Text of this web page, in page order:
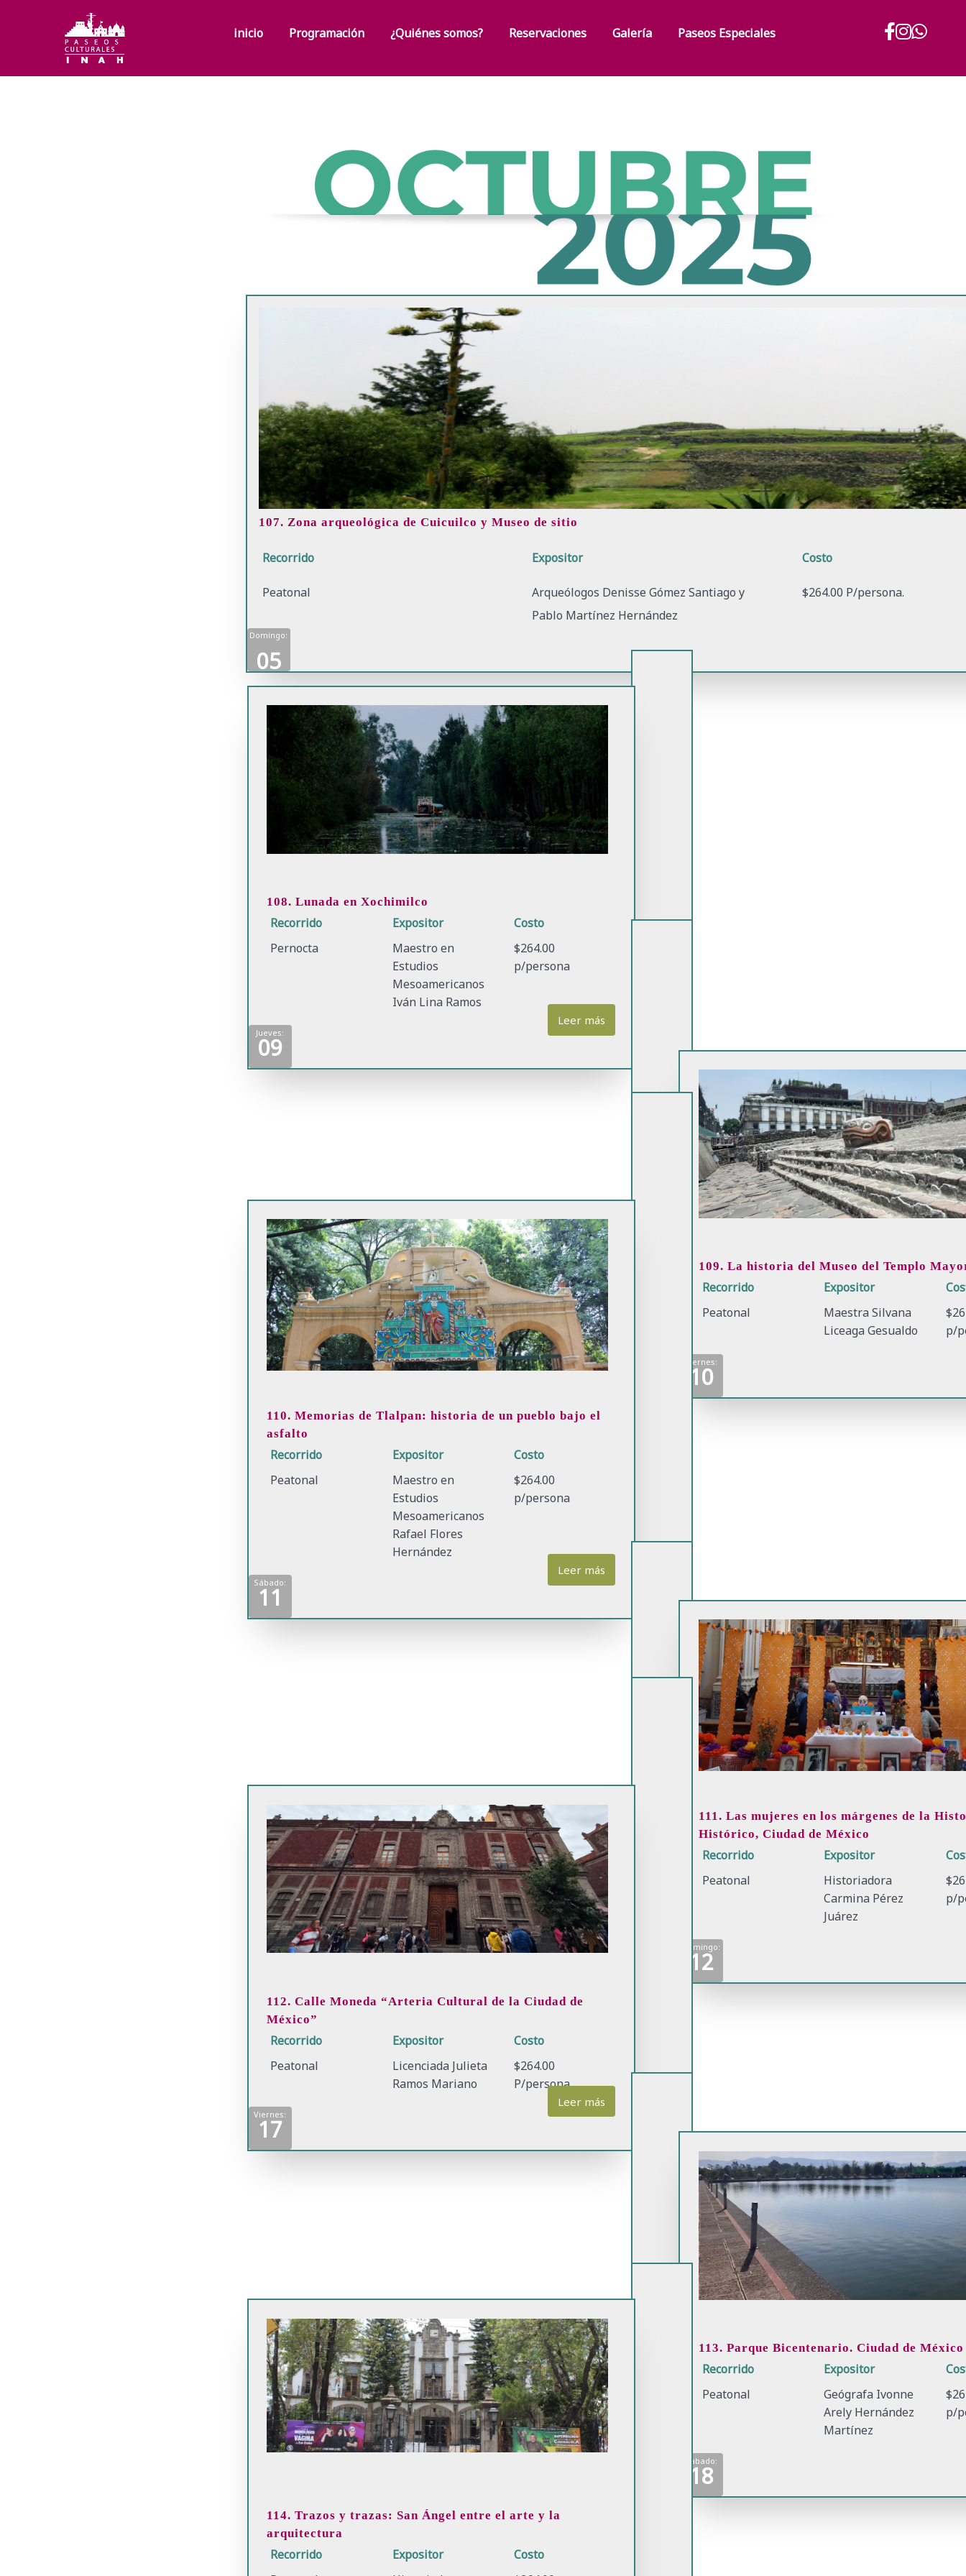
inicio Programación ¿Quiénes somos? Reservaciones Galería Paseos Especiales
107. Zona arqueológica de Cuicuilco y Museo de sitio
Recorrido
Peatonal
Expositor
Arqueólogos Denisse Gómez Santiago y
Pablo Martínez Hernández
Costo
$264.00 P/persona.
Domingo:
05
108. Lunada en Xochimilco
Recorrido
Pernocta
Expositor
Maestro en
Estudios
Mesoamericanos
Iván Lina Ramos
Costo
$264.00
p/persona
Leer más
Jueves:
09
109. La historia del Museo del Templo
Recorrido
Peatonal
Expositor
Maestra Silvana
Liceaga Gesualdo
p/
Viernes:
10
110. Memorias de Tlalpan: historia de un pueblo bajo el
asfalto
Recorrido
Peatonal
Expositor
Maestro en
Estudios
Mesoamericanos
Rafael Flores
Hernández
Costo
$264.00
p/persona
Leer más
Sábado:
11
111. Las mujeres en los márgenes de la
Histórico, Ciudad de México
Recorrido
Peatonal
Expositor
Historiadora
Carmina Pérez
Juárez
p/
Domingo:
12
112. Calle Moneda “Arteria Cultural de la Ciudad de
México”
Recorrido
Peatonal
Expositor
Licenciada Julieta
Ramos Mariano
Costo
$264.00
P/persona
Leer más
Viernes:
17
113. Parque Bicentenario. Ciudad de México
Recorrido
Peatonal
Expositor
Geógrafa Ivonne
Arely Hernández
Martínez
p/
Sabado:
18
114. Trazos y trazas: San Ángel entre el arte y la
arquitectura
Recorrido
Expositor
Costo